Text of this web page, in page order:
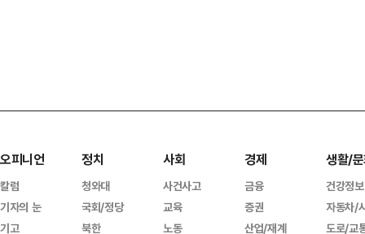
오피니언
칼럼
기자의 눈
기고
정치
청와대
국회/정당
북한
사회
사건사고
교육
노동
경제
금융
증권
산업/재계
생활/
건강정보
자동차/
도로/교